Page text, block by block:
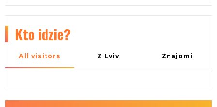
Kto idzie?
All visitors Z Lviv Znajomi